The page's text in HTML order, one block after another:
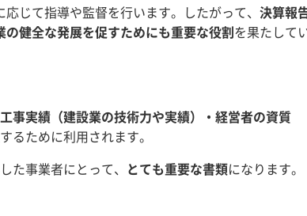
応じて指導や監督を行います。したがって、 決算報
の健全な発展を促すためにも重要な役割 を果たして
事実績（建設業の技術力や実績）・経営者の資質
るために利用されます。
た事業者にとって、 とても重要な書類になります。